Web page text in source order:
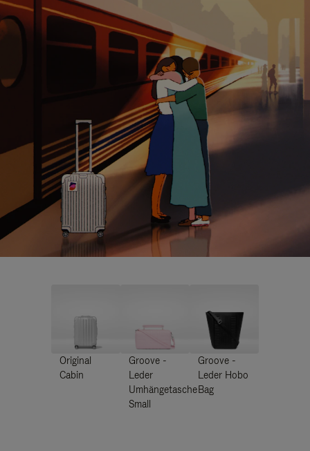
Original
Cabin
Groove -
Leder
Umhängetasche
Small
Groove -
Leder Hobo
Bag